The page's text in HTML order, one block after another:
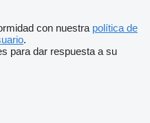
con nuestra política de
.
para dar respuesta a su